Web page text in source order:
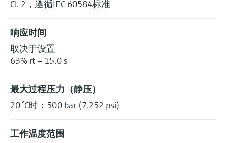
Cl. 2，遵循IEC 60584标准
响应时间
取决于设置
63% rt = 15.0 s
最大过程压力（静压）
20 °C时：500 bar (7.252 psi)
工作温度范围